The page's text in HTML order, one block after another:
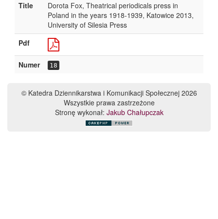
Title
Dorota Fox, Theatrical periodicals press in
Poland in the years 1918-1939, Katowice 2013,
University of Silesia Press
Pdf
Numer 18
© Katedra Dziennikarstwa i Komunikacji Społecznej 2026
Wszystkie prawa zastrzeżone
Stronę wykonał: Jakub Chałupczak